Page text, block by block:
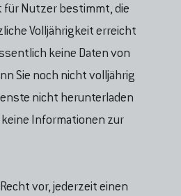
für Nutzer bestimmt, die
Volljährigkeit erreicht
keine Daten von
Sie noch nicht volljährig
nicht herunterladen
Informationen zur
vor, jederzeit einen